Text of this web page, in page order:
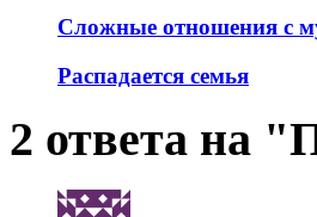
Сложные отношения с
Распадается семья
2 ответа на